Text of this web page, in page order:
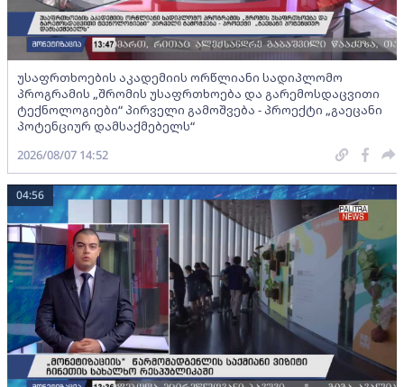
უსაფრთხოების აკადემიის ორწლიანი სადიპლომო
პროგრამის „შრომის უსაფრთხოება და გარემოსდაცვითი
ტექნოლოგიები“ პირველი გამოშვება - პროექტი „გაეცანი
პოტენციურ დამსაქმებელს“
2026/08/07 14:52
04:56